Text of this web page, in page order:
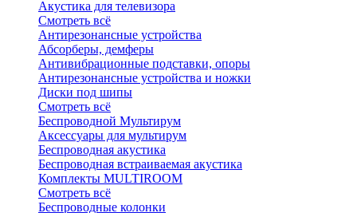
Акустика для телевизора
Смотреть всё
Антирезонансные устройства
Абсорберы, демферы
Антивибрационные подставки, опоры
Антирезонансные устройства и ножки
Диски под шипы
Смотреть всё
Беспроводной Мультирум
Аксессуары для мультирум
Беспроводная акустика
Беспроводная встраиваемая акустика
Комплекты MULTIROOM
Смотреть всё
Беспроводные колонки